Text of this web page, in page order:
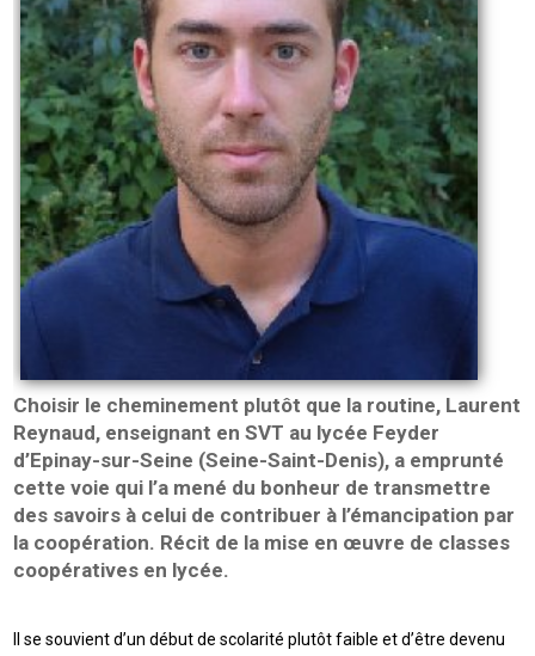
Choisir le cheminement plutôt que la routine, Laurent
Reynaud, enseignant en SVT au lycée Feyder
d’Epinay-sur-Seine (Seine-Saint-Denis), a emprunté
cette voie qui l’a mené du bonheur de transmettre
des savoirs à celui de contribuer à l’émancipation par
la coopération. Récit de la mise en œuvre de classes
coopératives en lycée.
Il se souvient d’un début de scolarité plutôt faible et d’être devenu